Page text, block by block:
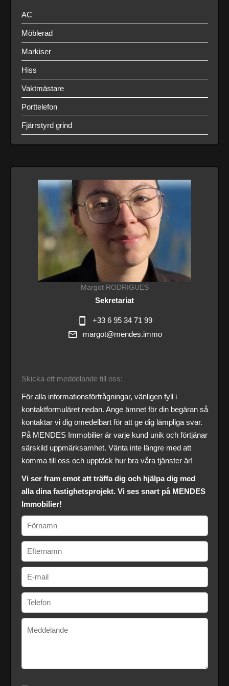
AC
Möblerad
Markiser
Hiss
Vaktmästare
Porttelefon
Fjärrstyrd grind
Margot RODRIGUES
Sekretariat
+33 6 95 34 71 99
margot@mendes.immo
Skicka ett meddelande till oss:
För alla informationsförfrågningar, vänligen fyll i
kontaktformuläret nedan. Ange ämnet för din begäran så
kontaktar vi dig omedelbart för att ge dig lämpliga svar.
På MENDES Immobilier är varje kund unik och förtjänar
särskild uppmärksamhet. Vänta inte längre med att
komma till oss och upptäck hur bra våra tjänster är!
Vi ser fram emot att träffa dig och hjälpa dig med
alla dina fastighetsprojekt. Vi ses snart på MENDES
Immobilier!